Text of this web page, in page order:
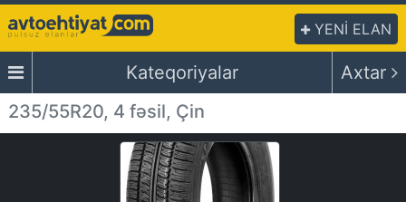
YENİ ELAN
Kateqoriyalar
Axtar
235/55R20, 4 fəsil, Çin